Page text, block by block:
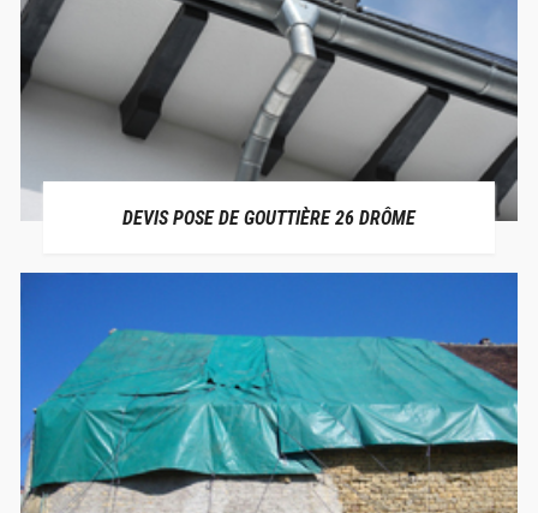
DEVIS POSE DE GOUTTIÈRE 26 DRÔME